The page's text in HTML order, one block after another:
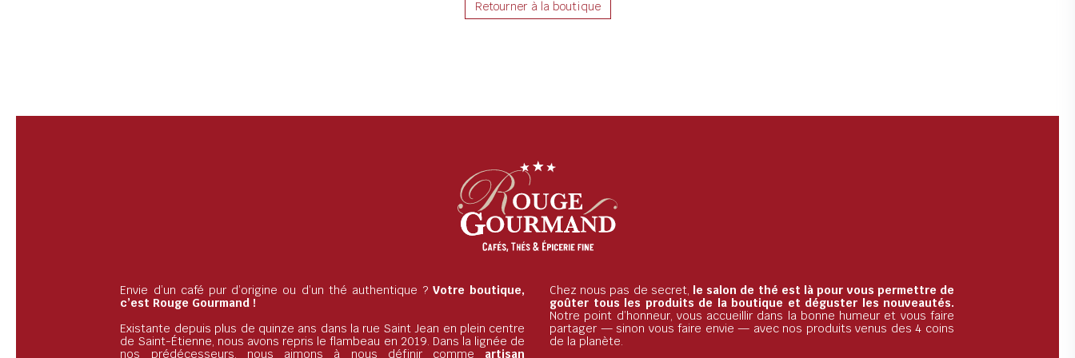
Retourner à la boutique
Envie d’un café pur d’origine ou d’un thé authentique ?Votre boutique,
c’est Rouge Gourmand !
Existante depuis plus de quinze ans dans la rue Saint Jean en plein centre
de Saint-Étienne, nous avons repris le flambeau en 2019. Dans la lignée de
nos prédécesseurs, nous aimons à nous définir comme artisan
Chez nous pas de secret, le salon de thé est là pour vous permettre de
goûter tous les produits de la boutique et déguster les nouveautés.
Notre point d’honneur, vous accueillir dans la bonne humeur et vous faire
partager — sinon vous faire envie — avec nos produits venus des 4 coins
de la planète.